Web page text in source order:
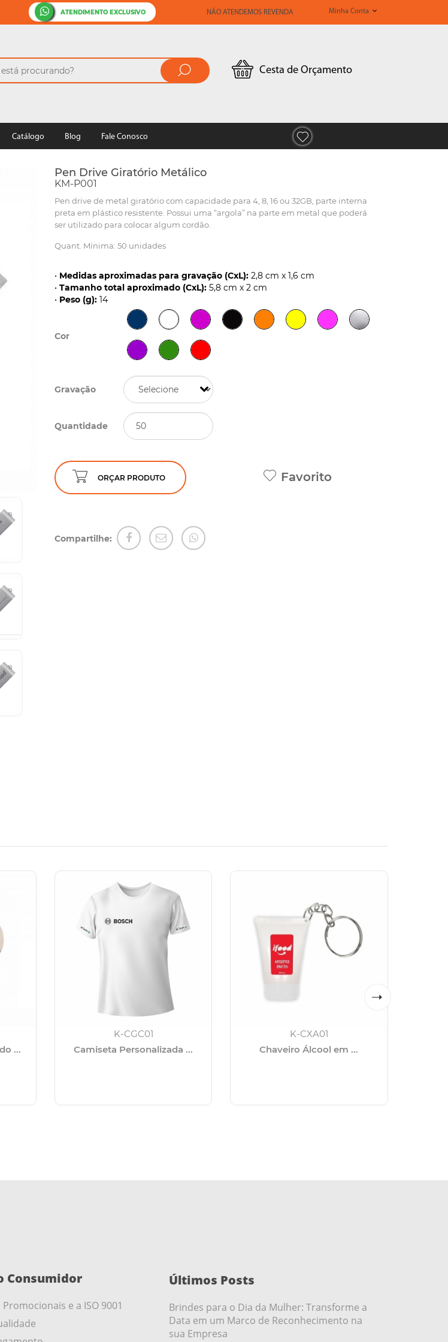
ATENDIMENTO EXCLUSIVO NÃO ATENDEMOS REVENDA Minha Conta
Cesta de Orçamento
Catálogo Blog Fale Conosco
Pen Drive Giratório Metálico
KM-P001
Pen drive de metal giratório com capacidade para 4, 8, 16 ou 32GB, parte interna
preta em plástico resistente. Possui uma “argola” na parte em metal que poderá
ser utilizado para colocar algum cordão.
Quant. Mínima: 50 unidades
• Medidas aproximadas para gravação (CxL): 2,8 cm x 1,6 cm
• Tamanho total aproximado (CxL): 5,8 cm x 2 cm
• Peso (g): 14
Cor
Gravação
Quantidade
ORÇAR PRODUTO Favorito
Compartilhe:
...
K-CGC01
Camiseta Personalizada ...
K-CXA01
Chaveiro Álcool em ...
Consumidor
e a ISO 9001
Últimos Posts
Brindes para o Dia da Mulher: Transforme a
Data em um Marco de Reconhecimento na
sua Empresa